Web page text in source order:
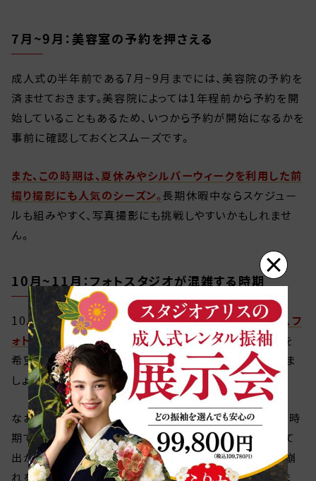
7月~9月：美容室の予約を押さえる
成人式の半年前である7月~9月までには、美容院の予約を
済ませておきます。美容院によっては1年程前から予約を開
始していることもあるため、いつから予約が開始になるかを
事前に確認しておくとスムーズです。
また、この時期は、夏休みやシルバーウィークを利用した前
撮り撮影にも人気のシーズン。 長期休暇中ならスケジュー
ルも組みやすく、写真撮影にも挑戦しやすいかもしれませ
ん。
10月~11月：フォトスタジオが混雑する時期
10月~11月は、七五三の撮影シーズンです。この時期は、フ
ォトスタジオが混雑する可能性があります。前撮り撮影を
希望する方は、この時期までには撮影を終わらせておきま
しょう。
なお、10月や11月は気温が少し下がり過ごしやすくなる時
期です。秋晴れの日には成人式の練習に、振袖を着用して
出かけるのもよいでしょう。着物の着用感を試したり、着崩
れを直すこつを覚えられたりと、メリットがたくさんありま
×